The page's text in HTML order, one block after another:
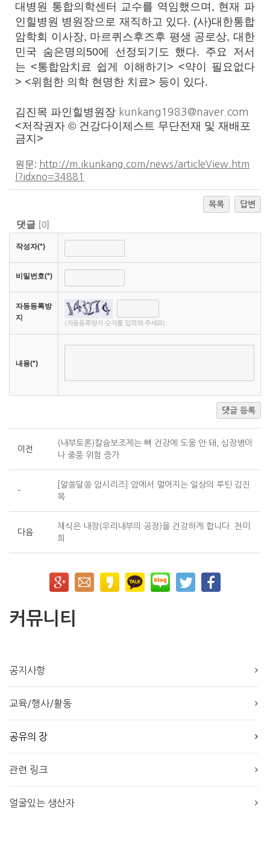
대병원 통합의학센터 교수를 역임했으며, 현재 파
인힐병원 병원장으로 재직하고 있다. (사)대한통합
암학회 이사장, 마르퀴스후즈후 평생 공로상, 대한
민국 숨은명의50에 선정되기도 했다. 주요 저서
는 <통합암치료 쉽게 이해하기> <약이 필요없다
> <위험한 의학 현명한 치료> 등이 있다.
김진목 파인힐병원장 kunkang1983@naver.com
<저작권자 © 건강다이제스트 무단전재 및 재배포
금지>
원문: http://m.ikunkang.com/news/articleView.htm
l?idxno=34881
목록 답변
댓글 0
작성자(*)
비밀번호(*)
자동등록방
지
(자동등록방지 숫자를 입력해 주세요)
내용(*)
댓글 등록
이전
(내부토론)칼슘보조제는 뼈 건강에 도움 안 돼, 심장병이
나 중풍 위험 증가
-
[알쏭달쏭 암시리즈] 암에서 멀어지는 일상의 루틴 김진
목
다음
채식은 내장(우리내부의 공장)을 건강하게 합니다. 천미
희
커뮤니티
공지사항
교육/행사/활동
공유의 장
관련 링크
얼굴있는 생산자